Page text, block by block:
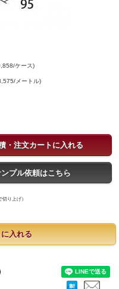
ケース)
メートル)
・注文カートに入れる
プル依頼はこちら
り上げ）
入れる